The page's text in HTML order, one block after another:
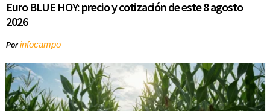
Euro BLUE HOY: precio y cotización de este 8 agosto
2026
Porinfocampo